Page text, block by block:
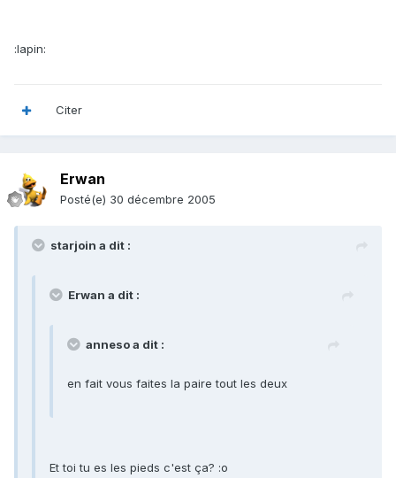
:lapin:
Citer
Erwan
Posté(e) 30 décembre 2005
starjoin a dit :
Erwan a dit :
anneso a dit :
en fait vous faites la paire tout les deux
Et toi tu es les pieds c'est ça? :o